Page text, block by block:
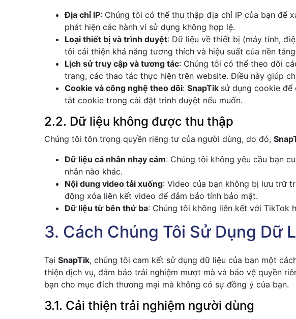
Địa chỉ IP: Chúng tôi có thể thu thập địa chỉ IP của bạn để
phát hiện các hành vi sử dụng không hợp lệ.
Loại thiết bị và trình duyệt: Dữ liệu về thiết bị (máy tính,
tôi cải thiện khả năng tương thích và hiệu suất của nền
Lịch sử truy cập và tương tác: Chúng tôi có thể theo dõi
trang, các thao tác thực hiện trên website. Điều này giúp
Cookie và công nghệ theo dõi: SnapTik sử dụng cookie để
tắt cookie trong cài đặt trình duyệt nếu muốn.
2.2. Dữ liệu không được thu thập
Chúng tôi tôn trọng quyền riêng tư của người dùng, do đó,
Dữ liệu cá nhân nhạy cảm: Chúng tôi không yêu cầu bạn
nhân nào khác.
Nội dung video tải xuống: Video của bạn không bị lưu trữ
động xóa liên kết video để đảm bảo tính bảo mật.
Dữ liệu từ bên thứ ba: Chúng tôi không liên kết với TikTok
3. Cách Chúng Tôi Sử Dụng Dữ
Tại SnapTik, chúng tôi cam kết sử dụng dữ liệu của bạn một
thiện dịch vụ, đảm bảo trải nghiệm mượt mà và bảo vệ quyền
bạn cho mục đích thương mại mà không có sự đồng ý của bạn.
3.1. Cải thiện trải nghiệm người dùng